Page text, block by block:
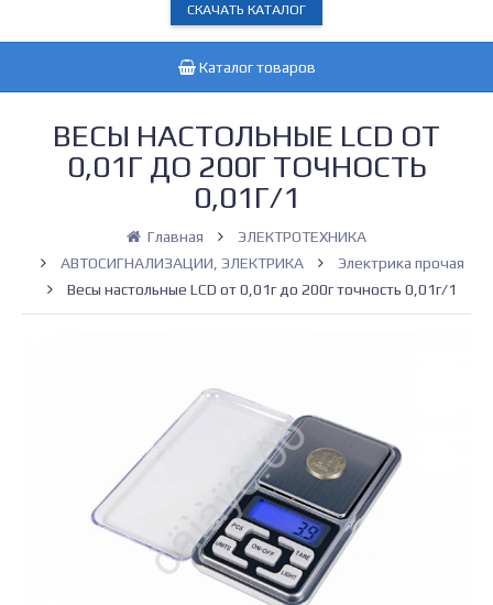
СКАЧАТЬ КАТАЛОГ
Каталог товаров
ВЕСЫ НАСТОЛЬНЫЕ LCD ОТ
0,01Г ДО 200Г ТОЧНОСТЬ
0,01Г/1
Главная
ЭЛЕКТРОТЕХНИКА
АВТОСИГНАЛИЗАЦИИ, ЭЛЕКТРИКА
Электрика прочая
Весы настольные LCD от 0,01г до 200г точность 0,01г/1